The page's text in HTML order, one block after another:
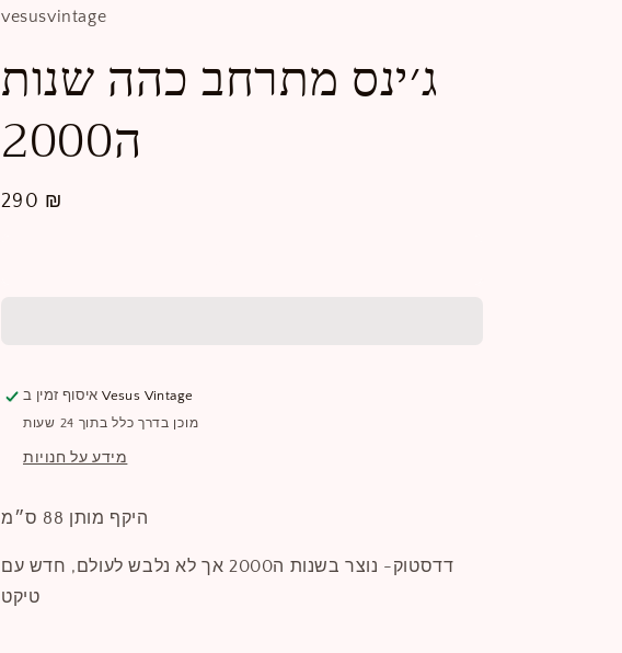
vesusvintage
ג׳ינס מתרחב כהה שנות
ה2000
מחיר
290 ₪
איסוף זמין בVesus Vintage
מוכן בדרך כלל בתוך 24 שעות
מידע על חנויות
היקף מותן 88 ס״מ
דדסטוק- נוצר בשנות ה2000 אך לא נלבש לעולם, חדש עם
טיקט